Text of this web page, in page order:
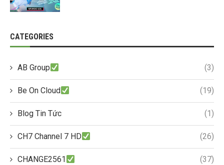
CATEGORIES
AB Group (3)
Be On Cloud (19)
Blog Tin Tức (1)
CH7 Channel 7 HD (26)
CHANGE2561 (37)